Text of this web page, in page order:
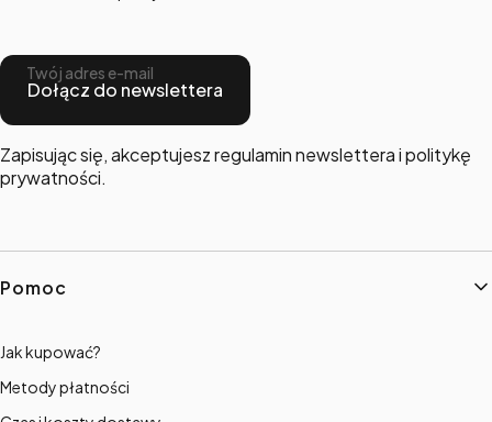
Twój adres e-mail
Dołącz do newslettera
Zapisując się, akceptujesz regulamin newslettera i politykę
prywatności.
Linki w stopce
Pomoc
Jak kupować?
Metody płatności